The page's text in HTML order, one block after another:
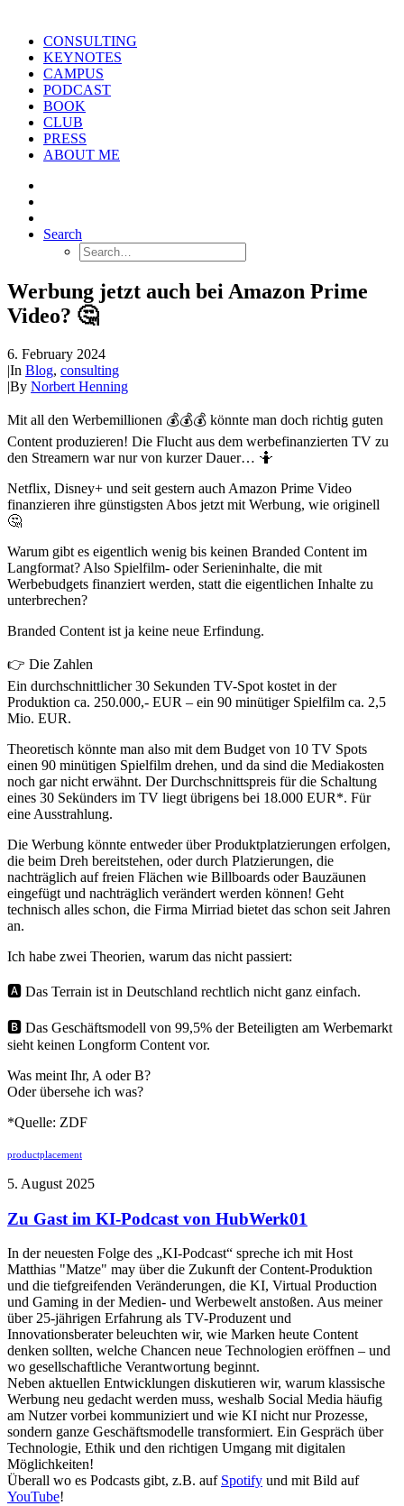
CONSULTING
KEYNOTES
CAMPUS
PODCAST
BOOK
CLUB
PRESS
ABOUT ME
Search
Werbung jetzt auch bei Amazon Prime
Video? 🤔
6. February 2024
|In Blog, consulting
|By Norbert Henning
Mit all den Werbemillionen 💰💰💰 könnte man doch richtig guten
Content produzieren! Die Flucht aus dem werbefinanzierten TV zu
den Streamern war nur von kurzer Dauer… 🤷
Netflix, Disney+ und seit gestern auch Amazon Prime Video
finanzieren ihre günstigsten Abos jetzt mit Werbung, wie originell
🤔
Warum gibt es eigentlich wenig bis keinen Branded Content im
Langformat? Also Spielfilm- oder Serieninhalte, die mit
Werbebudgets finanziert werden, statt die eigentlichen Inhalte zu
unterbrechen?
Branded Content ist ja keine neue Erfindung.
👉 Die Zahlen
Ein durchschnittlicher 30 Sekunden TV-Spot kostet in der
Produktion ca. 250.000,- EUR – ein 90 minütiger Spielfilm ca. 2,5
Mio. EUR.
Theoretisch könnte man also mit dem Budget von 10 TV Spots
einen 90 minütigen Spielfilm drehen, und da sind die Mediakosten
noch gar nicht erwähnt. Der Durchschnittspreis für die Schaltung
eines 30 Sekünders im TV liegt übrigens bei 18.000 EUR*. Für
eine Ausstrahlung.
Die Werbung könnte entweder über Produktplatzierungen erfolgen,
die beim Dreh bereitstehen, oder durch Platzierungen, die
nachträglich auf freien Flächen wie Billboards oder Bauzäunen
eingefügt und nachträglich verändert werden können! Geht
technisch alles schon, die Firma Mirriad bietet das schon seit Jahren
an.
Ich habe zwei Theorien, warum das nicht passiert:
🅰️ Das Terrain ist in Deutschland rechtlich nicht ganz einfach.
🅱️ Das Geschäftsmodell von 99,5% der Beteiligten am Werbemarkt
sieht keinen Longform Content vor.
Was meint Ihr, A oder B?
Oder übersehe ich was?
*Quelle: ZDF
productplacement
5. August 2025
Zu Gast im KI-Podcast von HubWerk01
In der neuesten Folge des „KI-Podcast“ spreche ich mit Host
Matthias "Matze" may über die Zukunft der Content-Produktion
und die tiefgreifenden Veränderungen, die KI, Virtual Production
und Gaming in der Medien- und Werbewelt anstoßen. Aus meiner
über 25-jährigen Erfahrung als TV-Produzent und
Innovationsberater beleuchten wir, wie Marken heute Content
denken sollten, welche Chancen neue Technologien eröffnen – und
wo gesellschaftliche Verantwortung beginnt.
Neben aktuellen Entwicklungen diskutieren wir, warum klassische
Werbung neu gedacht werden muss, weshalb Social Media häufig
am Nutzer vorbei kommuniziert und wie KI nicht nur Prozesse,
sondern ganze Geschäftsmodelle transformiert. Ein Gespräch über
Technologie, Ethik und den richtigen Umgang mit digitalen
Möglichkeiten!
Überall wo es Podcasts gibt, z.B. auf Spotify und mit Bild auf
YouTube!